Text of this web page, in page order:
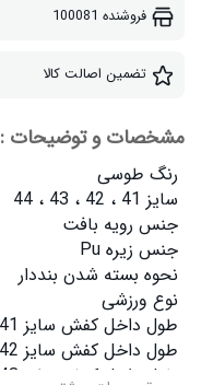
فروشنده 100081
تضمین اصالت کالا
مشخصات و توضیحات :